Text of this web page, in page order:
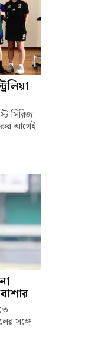
সিরিজ
আগেই
সঙ্গে